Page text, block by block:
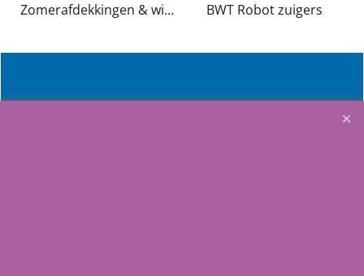
Zomerafdekkingen & winterafdekkingen en 4 seizoenen kindvriendelijke afdekking
BWT Robot zuigers